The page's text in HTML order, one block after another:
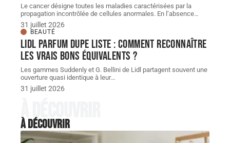
Le cancer désigne toutes les maladies caractérisées par la
propagation incontrôlée de cellules anormales. En l’absence…
31 juillet 2026
BEAUTÉ
Lidl parfum dupe Liste : comment reconnaître
les vrais bons équivalents ?
Les gammes Suddenly et G. Bellini de Lidl partagent souvent une
ouverture quasi identique à leur…
31 juillet 2026
À découvrir
À découvrir